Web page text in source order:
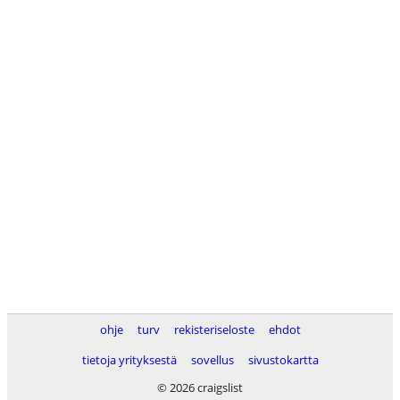
ohje turv rekisteriseloste
ehdot
tietoja yrityksestä
sovellus
sivustokartta
© 2026 craigslist